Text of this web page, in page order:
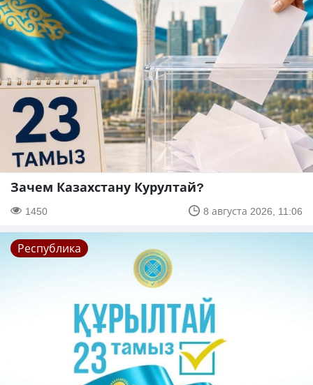
Зачем Казахстану Курултай?
1450 8 августа 2026, 11:06
Республика